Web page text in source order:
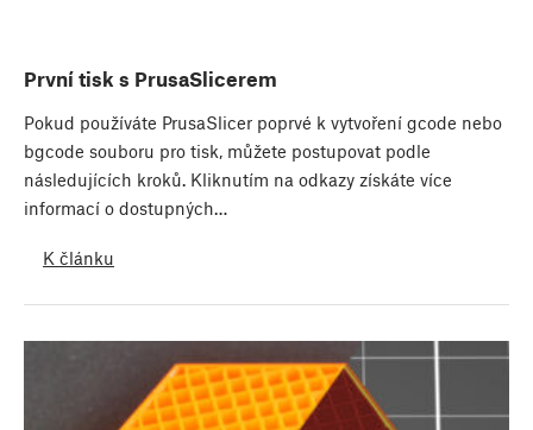
První tisk s PrusaSlicerem
Pokud používáte PrusaSlicer poprvé k vytvoření gcode nebo
bgcode souboru pro tisk, můžete postupovat podle
následujících kroků. Kliknutím na odkazy získáte více
informací o dostupných…
K článku